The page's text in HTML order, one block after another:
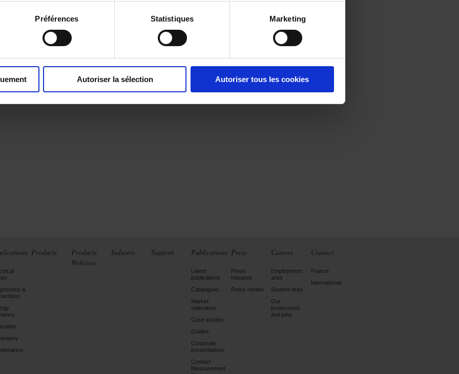
Préférences Statistiques Marketing
Autoriser la sélection Autoriser tous les cookies
&
Products
Products
Websites
Industry Support Publications
Latest
publications
Catalogues
Market
selections
Case studies
Guides
Corporate
presentations
Contact
Measurement
Press
Press
releases
Press review
Careers
Employment
area
Student area
Our
professions
and jobs
Contact
France
International